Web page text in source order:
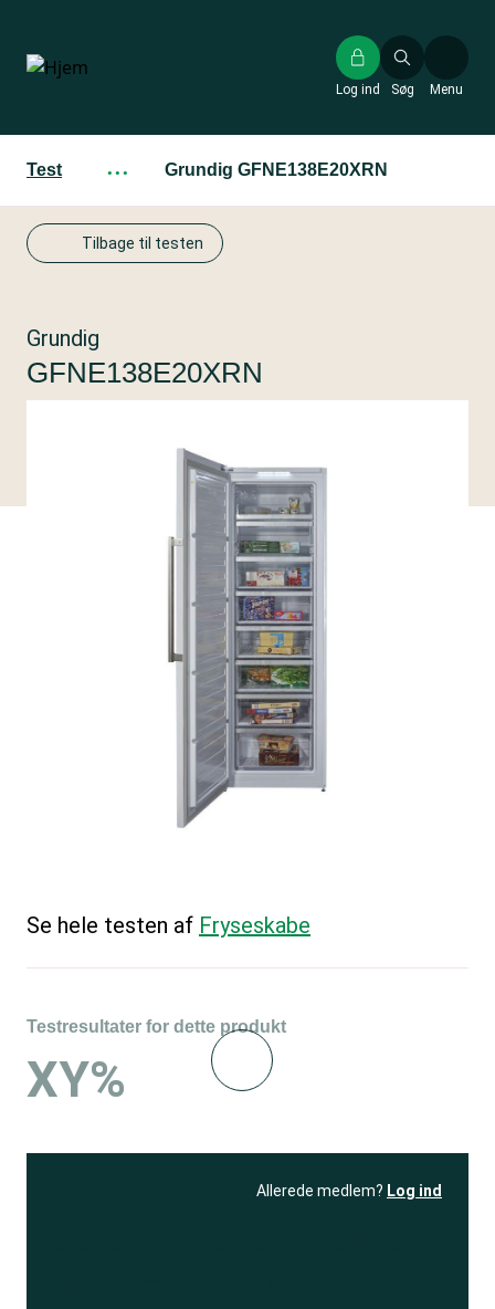
hovedindhold
Søg
Log ind Menu
Test ··· Grundig GFNE138E20XRN
Tilbage til testen
Grundig
GFNE138E20XRN
Se hele testen af Fryseskabe
Testresultater for dette produkt
XY%
Allerede medlem? Log ind